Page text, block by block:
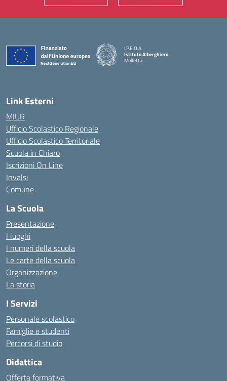
I.P.E.O.A.
Istituto Alberghiero
Molfetta
Link Esterni
MIUR
Ufficio Scolastico Regionale
Ufficio Scolastico Territoriale
Scuola in Chiaro
Iscrizioni On Line
Invalsi
Comune
La Scuola
Presentazione
I luoghi
I numeri della scuola
Le carte della scuola
Organizzazione
La storia
I Servizi
Personale scolastico
Famiglie e studenti
Percorsi di studio
Didattica
Offerta formativa